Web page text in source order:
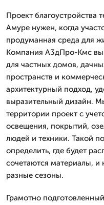
Проект благоустройства
Амуре нужен, когда
продуманная среда для
Компания А3дПро-Кмс
для частных домов,
пространств и
архитектурный подход,
выразительный дизайн.
территории проект с
освещения, покрытий,
людей и техники. Такой
определить, где будет
сочетаются материалы, и
разные сезоны.
Грамотно